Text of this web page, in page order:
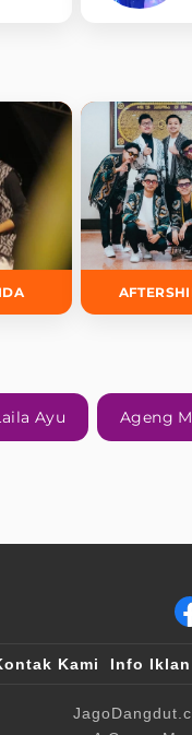
Ayu Ageng
Kami Info Iklan